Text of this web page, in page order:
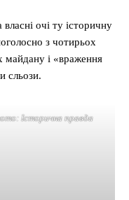
очі ту історичну
з чотирьох
майдану і «враження
сльози.
Історична правда